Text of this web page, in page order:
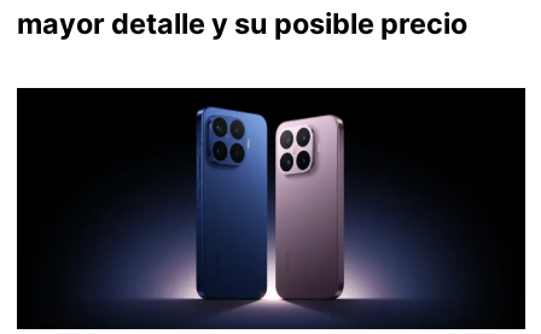
mayor detalle y su posible precio